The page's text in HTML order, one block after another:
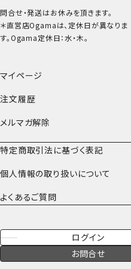
マイページ
注文履歴
メルマガ解除
特定商取引法に基づく表記
個人情報の取り扱いについて
よくあるご質問
ログイン
お問合せ
問合せ・発送はお休みを頂きます。
＊直営店Ogamaは、定休日が異なりま
す。Ogama定休日：水・木。